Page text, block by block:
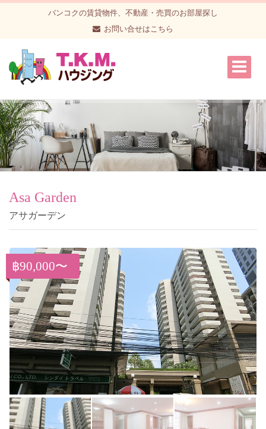
バンコクの賃貸物件、不動産・売買のお部屋探し
お問い合せはこちら
Asa Garden
アサガーデン
฿90,000〜